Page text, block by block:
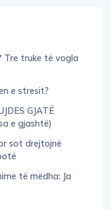
Tre truke të vogla
e stresit?
GJATË
e gjashtë)
sot drejtojnë
të mëdha: Ja